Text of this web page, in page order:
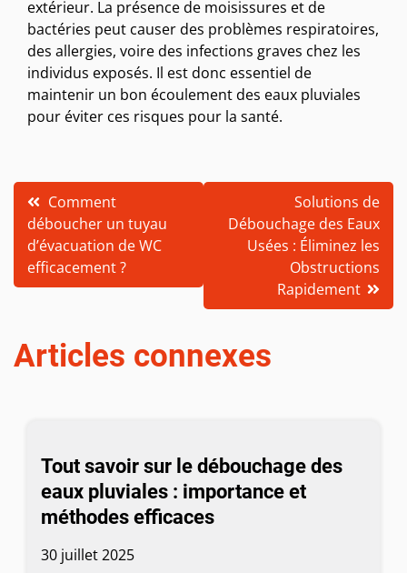
extérieur. La présence de moisissures et de
bactéries peut causer des problèmes respiratoires,
des allergies, voire des infections graves chez les
individus exposés. Il est donc essentiel de
maintenir un bon écoulement des eaux pluviales
pour éviter ces risques pour la santé.
Navigation
de
l’article
Comment
déboucher un tuyau
d’évacuation de WC
efficacement ?
Solutions de
Débouchage des Eaux
Usées : Éliminez les
Obstructions
Rapidement
Articles connexes
Tout savoir sur le débouchage des
eaux pluviales : importance et
méthodes efficaces
30 juillet 2025